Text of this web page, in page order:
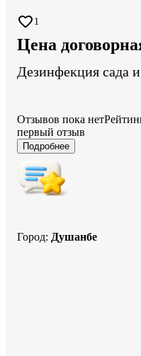
1
Цена
Дезинфекция сада
Отзывов пока нет
первый отзыв
Подробнее
Город: Душанбе